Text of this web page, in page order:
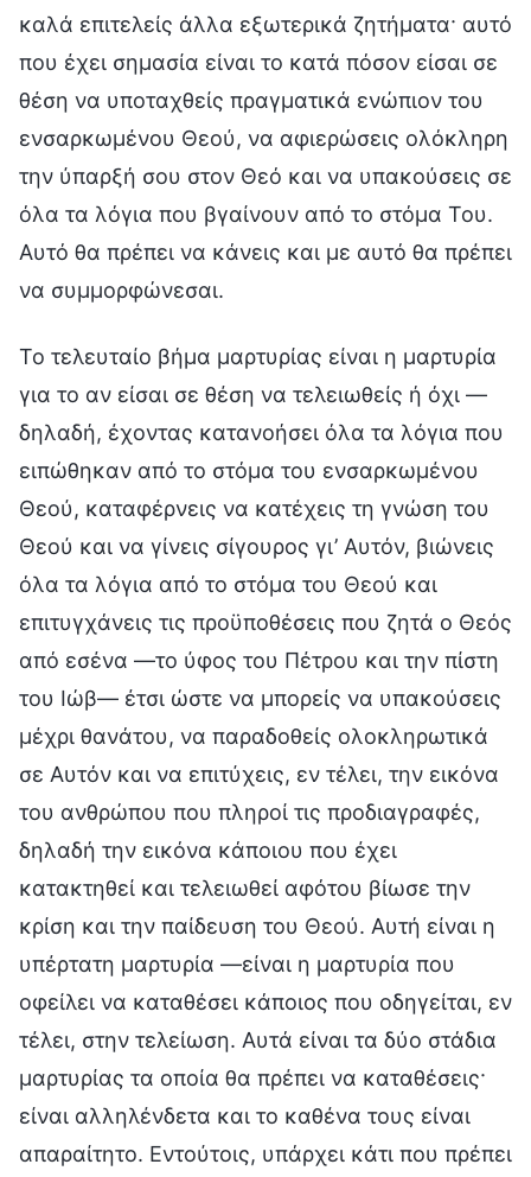
καλά επιτελείς άλλα εξωτερικά ζητήματα· αυτό
που έχει σημασία είναι το κατά πόσον είσαι σε
θέση να υποταχθείς πραγματικά ενώπιον του
ενσαρκωμένου Θεού, να αφιερώσεις ολόκληρη
την ύπαρξή σου στον Θεό και να υπακούσεις σε
όλα τα λόγια που βγαίνουν από το στόμα Του.
Αυτό θα πρέπει να κάνεις και με αυτό θα πρέπει
να συμμορφώνεσαι.
Το τελευταίο βήμα μαρτυρίας είναι η μαρτυρία
για το αν είσαι σε θέση να τελειωθείς ή όχι —
δηλαδή, έχοντας κατανοήσει όλα τα λόγια που
ειπώθηκαν από το στόμα του ενσαρκωμένου
Θεού, καταφέρνεις να κατέχεις τη γνώση του
Θεού και να γίνεις σίγουρος γι’ Αυτόν, βιώνεις
όλα τα λόγια από το στόμα του Θεού και
επιτυγχάνεις τις προϋποθέσεις που ζητά ο Θεός
από εσένα —το ύφος του Πέτρου και την πίστη
του Ιώβ— έτσι ώστε να μπορείς να υπακούσεις
μέχρι θανάτου, να παραδοθείς ολοκληρωτικά
σε Αυτόν και να επιτύχεις, εν τέλει, την εικόνα
του ανθρώπου που πληροί τις προδιαγραφές,
δηλαδή την εικόνα κάποιου που έχει
κατακτηθεί και τελειωθεί αφότου βίωσε την
κρίση και την παίδευση του Θεού. Αυτή είναι η
υπέρτατη μαρτυρία —είναι η μαρτυρία που
οφείλει να καταθέσει κάποιος που οδηγείται, εν
τέλει, στην τελείωση. Αυτά είναι τα δύο στάδια
μαρτυρίας τα οποία θα πρέπει να καταθέσεις·
είναι αλληλένδετα και το καθένα τους είναι
απαραίτητο. Εντούτοις, υπάρχει κάτι που πρέπει